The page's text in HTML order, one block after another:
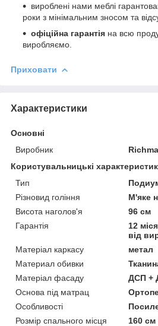
вироблені нами меблі
роки з мінімальним зносом та
офіційна гарантія на всю
виробляємо.
Приховати
Характеристики
Основні
Виробник
Користувальницькі
Тип
Різновид гоління
М'яке
Висота наголов'я
96 см
Гарантія
12
від
Матеріал каркасу
метал
Материал обивки
Матеріал фасаду
ДСП +
Основа під матрац
Особливості
Розмір спального місця
160 см